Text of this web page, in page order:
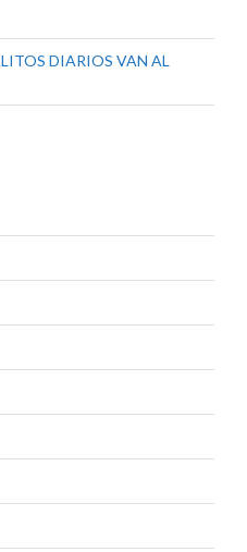
DIARIOS VAN AL